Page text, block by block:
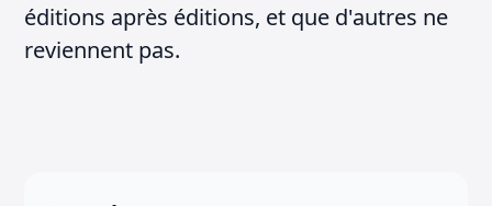
éditions après éditions, et que d'autres ne
reviennent pas.